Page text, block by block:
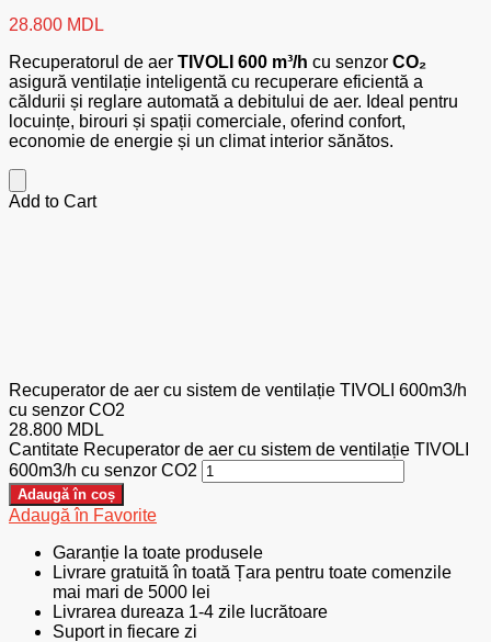
28.800 MDL
Recuperatorul de aer TIVOLI 600 m³/h cu senzor CO₂
asigură ventilație inteligentă cu recuperare eficientă a
căldurii și reglare automată a debitului de aer. Ideal pentru
locuințe, birouri și spații comerciale, oferind confort,
economie de energie și un climat interior sănătos.
Add to Cart
Recuperator de aer cu sistem de ventilație TIVOLI 600m3/h
cu senzor CO2
28.800 MDL
Cantitate Recuperator de aer cu sistem de ventilație TIVOLI
600m3/h cu senzor CO2
Adaugă în coș
Adaugă în Favorite
Garanție la toate produsele
Livrare gratuită în toată Țara pentru toate comenzile
mai mari de 5000 lei
Livrarea dureaza 1-4 zile lucrătoare
Suport in fiecare zi